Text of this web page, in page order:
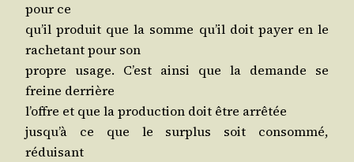
pour ce
qu’il pro­duit que la somme qu’il doit payer en le
rache­tant pour son
propre usage. C’est ain­si que la demande se
freine derrière
l’offre et que la pro­duc­tion doit être arrêtée
jus­qu’à ce que le sur­plus soit consom­mé,
réduisant